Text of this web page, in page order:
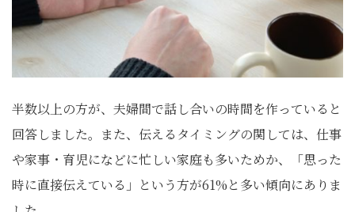
半数以上の方が、夫婦間で話し合いの時間を作っていると
回答しました。また、伝えるタイミングの関しては、仕事
や家事・育児になどに忙しい家庭も多いためか、「思った
時に直接伝えている」という方が61%と多い傾向にありま